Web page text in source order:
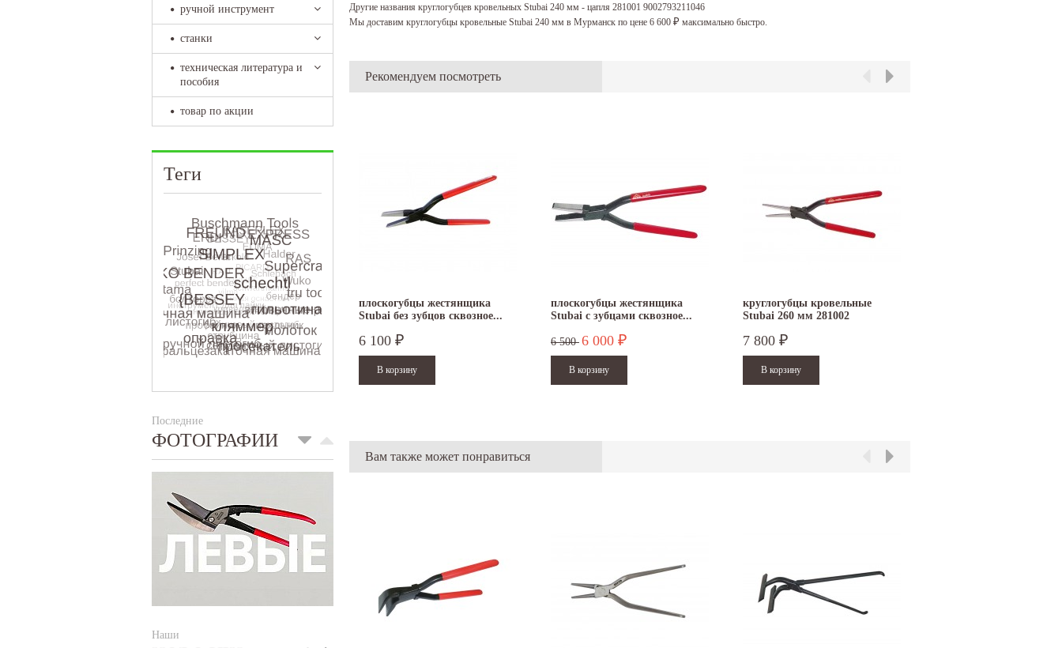
ручной инструмент
станки
техническая литература и
пособия
товар по акции
Теги
Последние
ФОТОГРАФИИ
Наши
Другие названия круглогубцев кровельных Stubai 240 мм - цапля 281001 9002793211046
Мы доставим круглогубцы кровельные Stubai 240 мм в Мурманск по цене 6 600 ₽ максимально быстро.
Рекомендуем посмотреть
плоскогубцы жестянщика
Stubai без зубцов сквозное...
6 100 ₽
плоскогубцы жестянщика
Stubai с зубцами сквозное...
6 500 6 000 ₽
круглогубцы кровельные
Stubai 260 мм 281002
7 800 ₽
Вам также может понравиться